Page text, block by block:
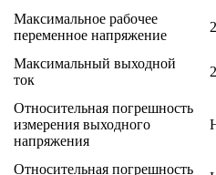
Максимальное рабочее
переменное напряжение
Максимальный выходной
ток
Относительная погрешность
измерения выходного
напряжения
Относительная погрешность